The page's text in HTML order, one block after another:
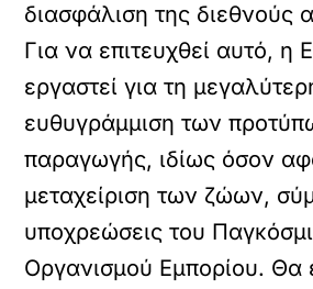
διασφάλιση της διεθνούς
Για να επιτευχθεί αυτό, η
εργαστεί για τη
ευθυγράμμιση των
παραγωγής, ιδίως όσον
μεταχείριση των ζώων,
υποχρεώσεις του
Οργανισμού Εμπορίου. Θα